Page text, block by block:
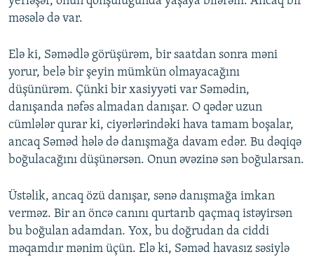
məsələ də var.
Elə ki, Səmədlə görüşürəm, bir saatdan sonra məni
yorur, belə bir şeyin mümkün olmayacağını
düşünürəm. Çünki bir xasiyyəti var Səmədin,
danışanda nəfəs almadan danışar. O qədər uzun
cümlələr qurar ki, ciyərlərindəki hava tamam boşalar,
ancaq Səməd hələ də danışmağa davam edər. Bu dəqiqə
boğulacağını düşünərsən. Onun əvəzinə sən boğularsan.
Üstəlik, ancaq özü danışar, sənə danışmağa imkan
verməz. Bir an öncə canını qurtarıb qaçmaq istəyirsən
bu boğulan adamdan. Yox, bu doğrudan da ciddi
məqamdır mənim üçün. Elə ki, Səməd havasız səsiylə